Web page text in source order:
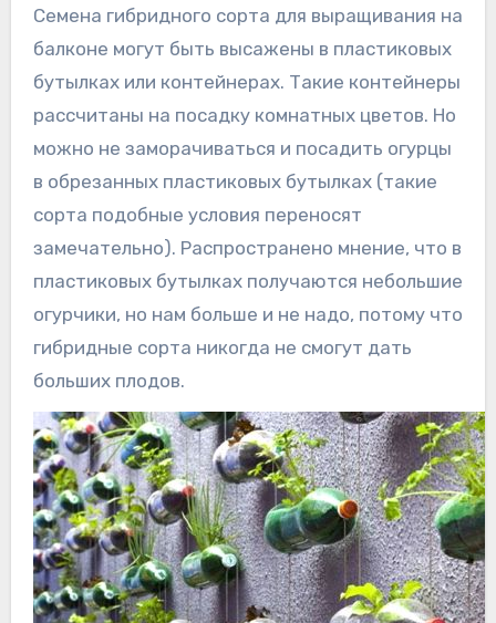
Семена гибридного сорта для выращивания на
балконе могут быть высажены в пластиковых
бутылках или контейнерах. Такие контейнеры
рассчитаны на посадку комнатных цветов. Но
можно не заморачиваться и посадить огурцы
в обрезанных пластиковых бутылках (такие
сорта подобные условия переносят
замечательно). Распространено мнение, что в
пластиковых бутылках получаются небольшие
огурчики, но нам больше и не надо, потому что
гибридные сорта никогда не смогут дать
больших плодов.